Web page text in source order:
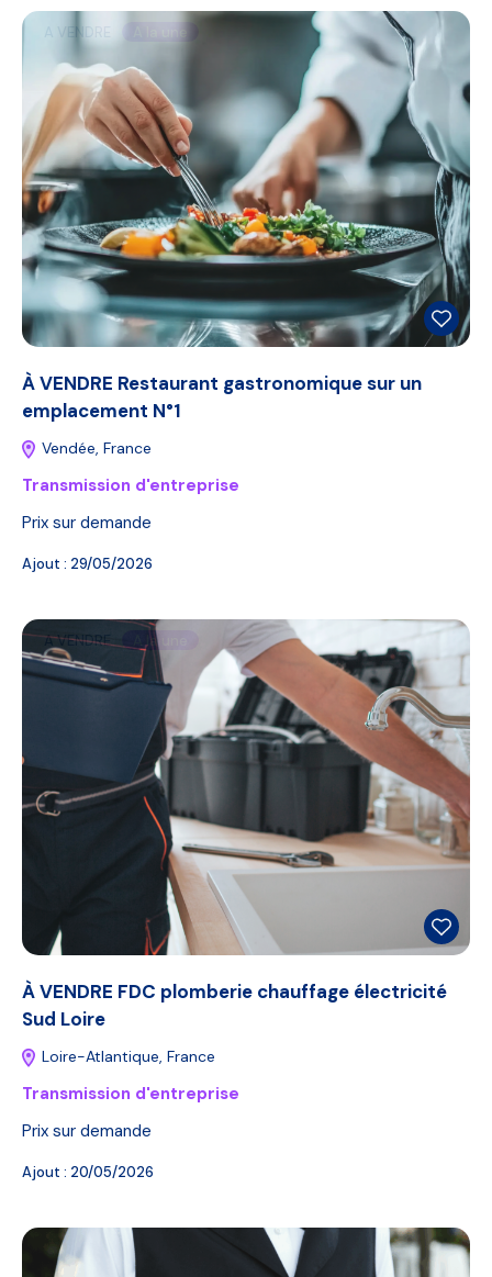
A VENDRE
À VENDRE Restaurant gastronomique sur un
emplacement N°1
Vendée, France
Transmission d'entreprise
Prix sur demande
Ajout : 29/05/2026
A VENDRE A la une
À VENDRE FDC plomberie chauffage électricité
Sud Loire
Loire-Atlantique, France
Transmission d'entreprise
Prix sur demande
Ajout : 20/05/2026
A VENDRE